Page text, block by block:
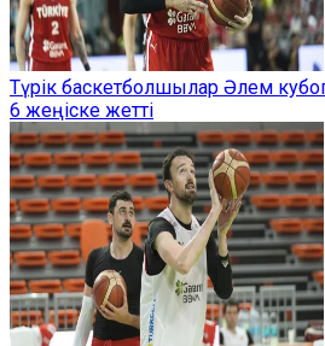
Түрік баскетболшылар Әлем
6 жеңіске жетті